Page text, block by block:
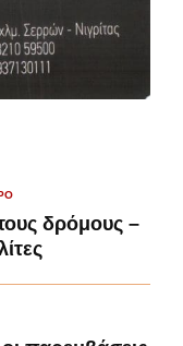
δρόμους –